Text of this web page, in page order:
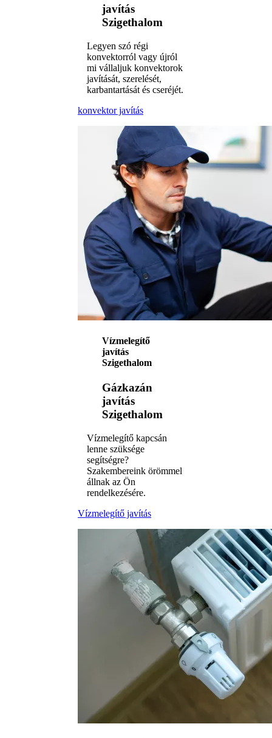
javítás
Szigethalom
Legyen szó régi
konvektorról vagy újról
mi vállaljuk konvektorok
javítását, szerelését,
karbantartását és cseréjét.
konvektor javítás
Vízmelegítő
javítás
Szigethalom
Gázkazán
javítás
Szigethalom
Vízmelegítő kapcsán
lenne szüksége
segítségre?
Szakembereink örömmel
állnak az Ön
rendelkezésére.
Vízmelegítő javítás